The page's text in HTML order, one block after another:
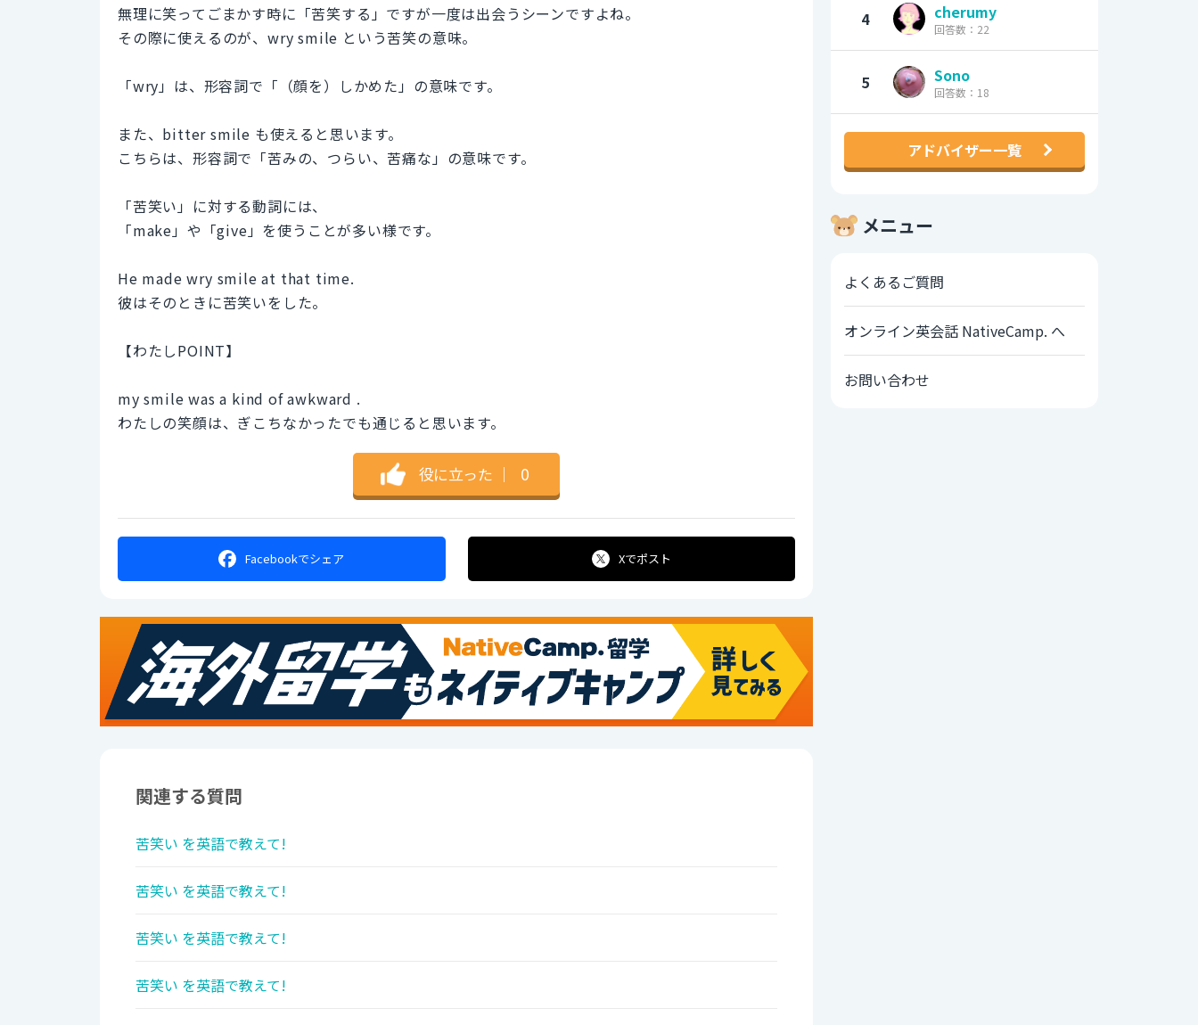
無理に笑ってごまかす時に「苦笑する」ですが一度は出会うシーンですよね。
その際に使えるのが、wry smile という苦笑の意味。
「wry」は、形容詞で「（顔を）しかめた」の意味です。
また、bitter smile も使えると思います。
こちらは、形容詞で「苦みの、つらい、苦痛な」の意味です。
「苦笑い」に対する動詞には、
「make」や「give」を使うことが多い様です。
He made wry smile at that time.
彼はそのときに苦笑いをした。
【わたしPOINT】
my smile was a kind of awkward .
わたしの笑顔は、ぎこちなかったでも通じると思います。
役に立った ｜ 0
Facebookでシェア Xでポスト
関連する質問
苦笑い を英語で教えて!
苦笑い を英語で教えて!
苦笑い を英語で教えて!
苦笑い を英語で教えて!
4 cherumy
回答数：22
5 Sono
回答数：18
アドバイザー一覧
メニュー
よくあるご質問
オンライン英会話 NativeCamp. へ
お問い合わせ